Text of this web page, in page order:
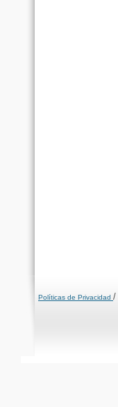
Políticas de Privacidad /